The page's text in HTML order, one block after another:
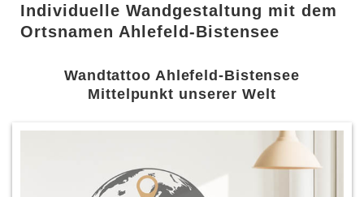
Individuelle Wandgestaltung mit dem
Ortsnamen Ahlefeld-Bistensee
Wandtattoo Ahlefeld-Bistensee
Mittelpunkt unserer Welt